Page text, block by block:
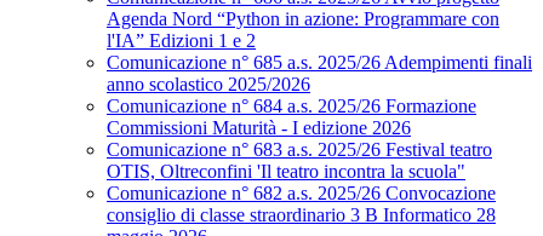
Agenda Nord “Python in azione: Programmare con
l'IA” Edizioni 1 e 2
Comunicazione n° 685 a.s. 2025/26 Adempimenti finali
anno scolastico 2025/2026
Comunicazione n° 684 a.s. 2025/26 Formazione
Commissioni Maturità - I edizione 2026
Comunicazione n° 683 a.s. 2025/26 Festival teatro
OTIS, Oltreconfini 'Il teatro incontra la scuola"
Comunicazione n° 682 a.s. 2025/26 Convocazione
consiglio di classe straordinario 3 B Informatico 28